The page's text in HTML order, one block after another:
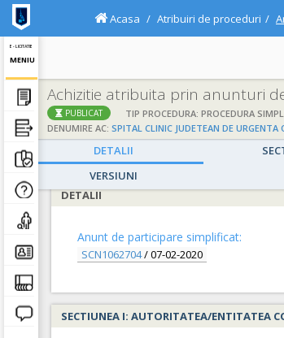
E - LICITATIE
MENIU
Acasa Atribuiri de proceduri
;;
Achizitie atribuita prin anunturi
PUBLICAT TIP PROCEDURA: PROCEDURA
DENUMIRE AC: SPITAL CLINIC JUDETEAN DE URGENTA
DETALII
VERSIUNI
DETALII
Anunt de participare simplificat:
SCN1062704/07-02-2020
SECTIUNEA I: AUTORITATEA/ENTITATEA